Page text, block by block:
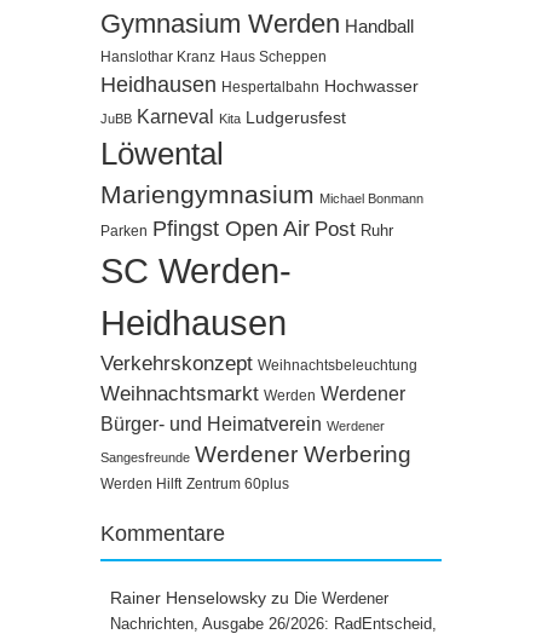
Gymnasium Werden Handball
Hanslothar Kranz Haus Scheppen
Heidhausen Hespertalbahn Hochwasser
JuBB Karneval Kita Ludgerusfest
Löwental
Mariengymnasium Michael Bonmann
Parken Pfingst Open Air Post Ruhr
SC Werden-
Heidhausen
Verkehrskonzept Weihnachtsbeleuchtung
Weihnachtsmarkt Werden Werdener
Bürger- und Heimatverein Werdener
Sangesfreunde Werdener Werbering
Werden Hilft Zentrum 60plus
Kommentare
Rainer Henselowsky zu Die Werdener
Nachrichten, Ausgabe 26/2026: RadEntscheid,